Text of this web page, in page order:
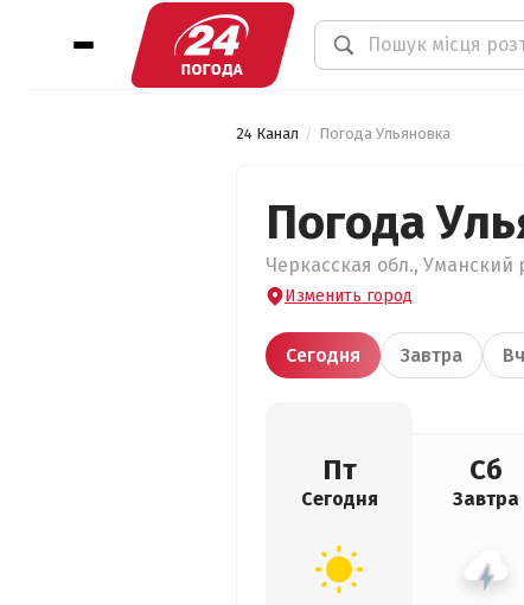
24 Канал Погода Ульяновка
Погода
Черкасская обл., Уманский
Изменить город
Сегодня Завтра
Пт
Сегодня
Сб
Завтра